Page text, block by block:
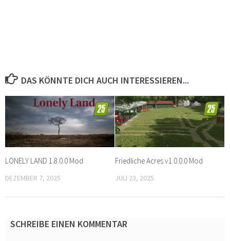
DAS KÖNNTE DICH AUCH INTERESSIEREN...
LONELY LAND 1.8.0.0 Mod
DEZEMBER 7, 2025
Friedliche Acres v1.0.0.0 Mod
JULI 23, 2025
SCHREIBE EINEN KOMMENTAR